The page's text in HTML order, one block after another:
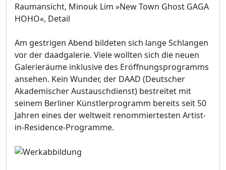
Raumansicht, Minouk Lim »New Town Ghost GAGA
HOHO«, Detail
Am gestrigen Abend bildeten sich lange Schlangen
vor der daadgalerie. Viele wollten sich die neuen
Galerieräume inklusive des Eröffnungsprogramms
ansehen. Kein Wunder, der DAAD (Deutscher
Akademischer Austauschdienst) bestreitet mit
seinem Berliner Künstlerprogramm bereits seit 50
Jahren eines der weltweit renommiertesten Artist-
in-Residence-Programme.